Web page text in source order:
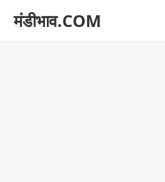
मंडीभाव.COM